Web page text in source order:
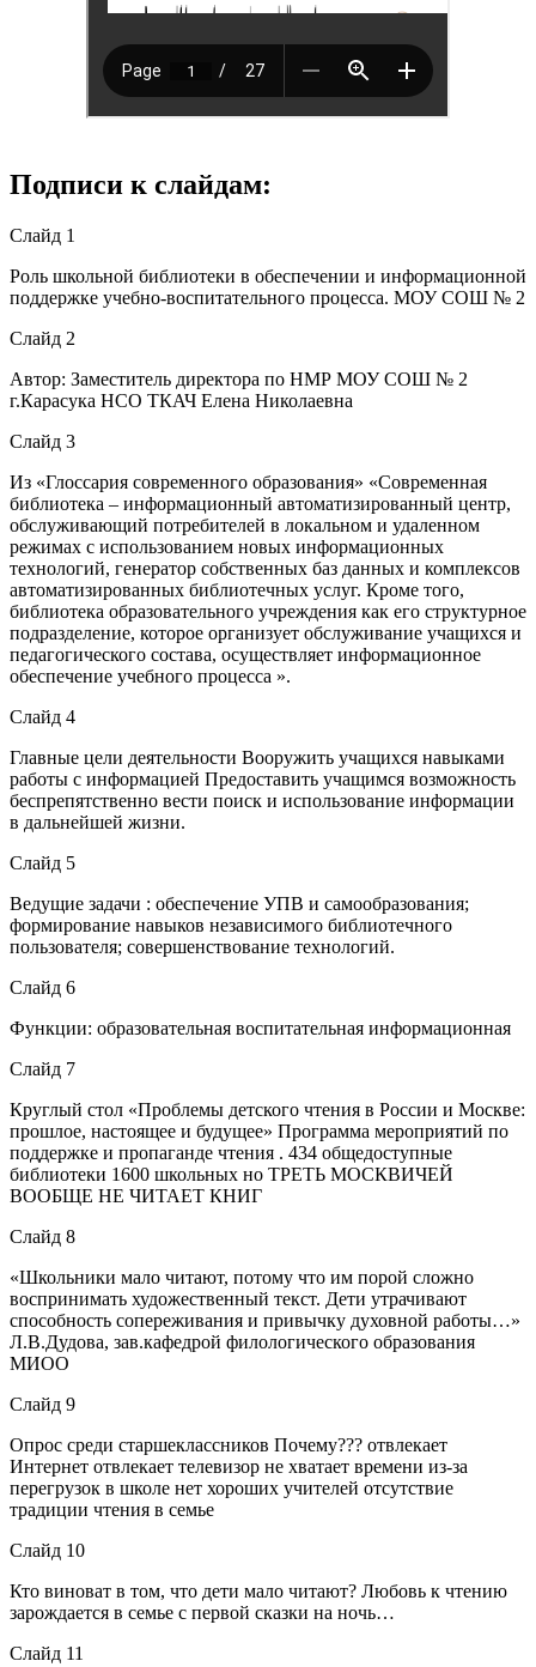
Подписи к слайдам:
Слайд 1
Роль школьной библиотеки в обеспечении и информационной
поддержке учебно-воспитательного процесса. МОУ СОШ № 2
Слайд 2
Автор: Заместитель директора по НМР МОУ СОШ № 2
г.Карасука НСО ТКАЧ Елена Николаевна
Слайд 3
Из «Глоссария современного образования» «Современная
библиотека – информационный автоматизированный центр,
обслуживающий потребителей в локальном и удаленном
режимах с использованием новых информационных
технологий, генератор собственных баз данных и комплексов
автоматизированных библиотечных услуг. Кроме того,
библиотека образовательного учреждения как его структурное
подразделение, которое организует обслуживание учащихся и
педагогического состава, осуществляет информационное
обеспечение учебного процесса ».
Слайд 4
Главные цели деятельности Вооружить учащихся навыками
работы с информацией Предоставить учащимся возможность
беспрепятственно вести поиск и использование информации
в дальнейшей жизни.
Слайд 5
Ведущие задачи : обеспечение УПВ и самообразования;
формирование навыков независимого библиотечного
пользователя; совершенствование технологий.
Слайд 6
Функции: образовательная воспитательная информационная
Слайд 7
Круглый стол «Проблемы детского чтения в России и Москве:
прошлое, настоящее и будущее» Программа мероприятий по
поддержке и пропаганде чтения . 434 общедоступные
библиотеки 1600 школьных но ТРЕТЬ МОСКВИЧЕЙ
ВООБЩЕ НЕ ЧИТАЕТ КНИГ
Слайд 8
«Школьники мало читают, потому что им порой сложно
воспринимать художественный текст. Дети утрачивают
способность сопереживания и привычку духовной работы…»
Л.В.Дудова, зав.кафедрой филологического образования
МИОО
Слайд 9
Опрос среди старшеклассников Почему??? отвлекает
Интернет отвлекает телевизор не хватает времени из-за
перегрузок в школе нет хороших учителей отсутствие
традиции чтения в семье
Слайд 10
Кто виноват в том, что дети мало читают? Любовь к чтению
зарождается в семье с первой сказки на ночь…
Слайд 11